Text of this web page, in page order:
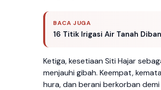
BACA JUGA
16 Titik Irigasi Air Tanah
Ketiga, kesetiaan Siti Hajar
menjauhi gibah. Keempat,
hura, dan berani berkorban demi